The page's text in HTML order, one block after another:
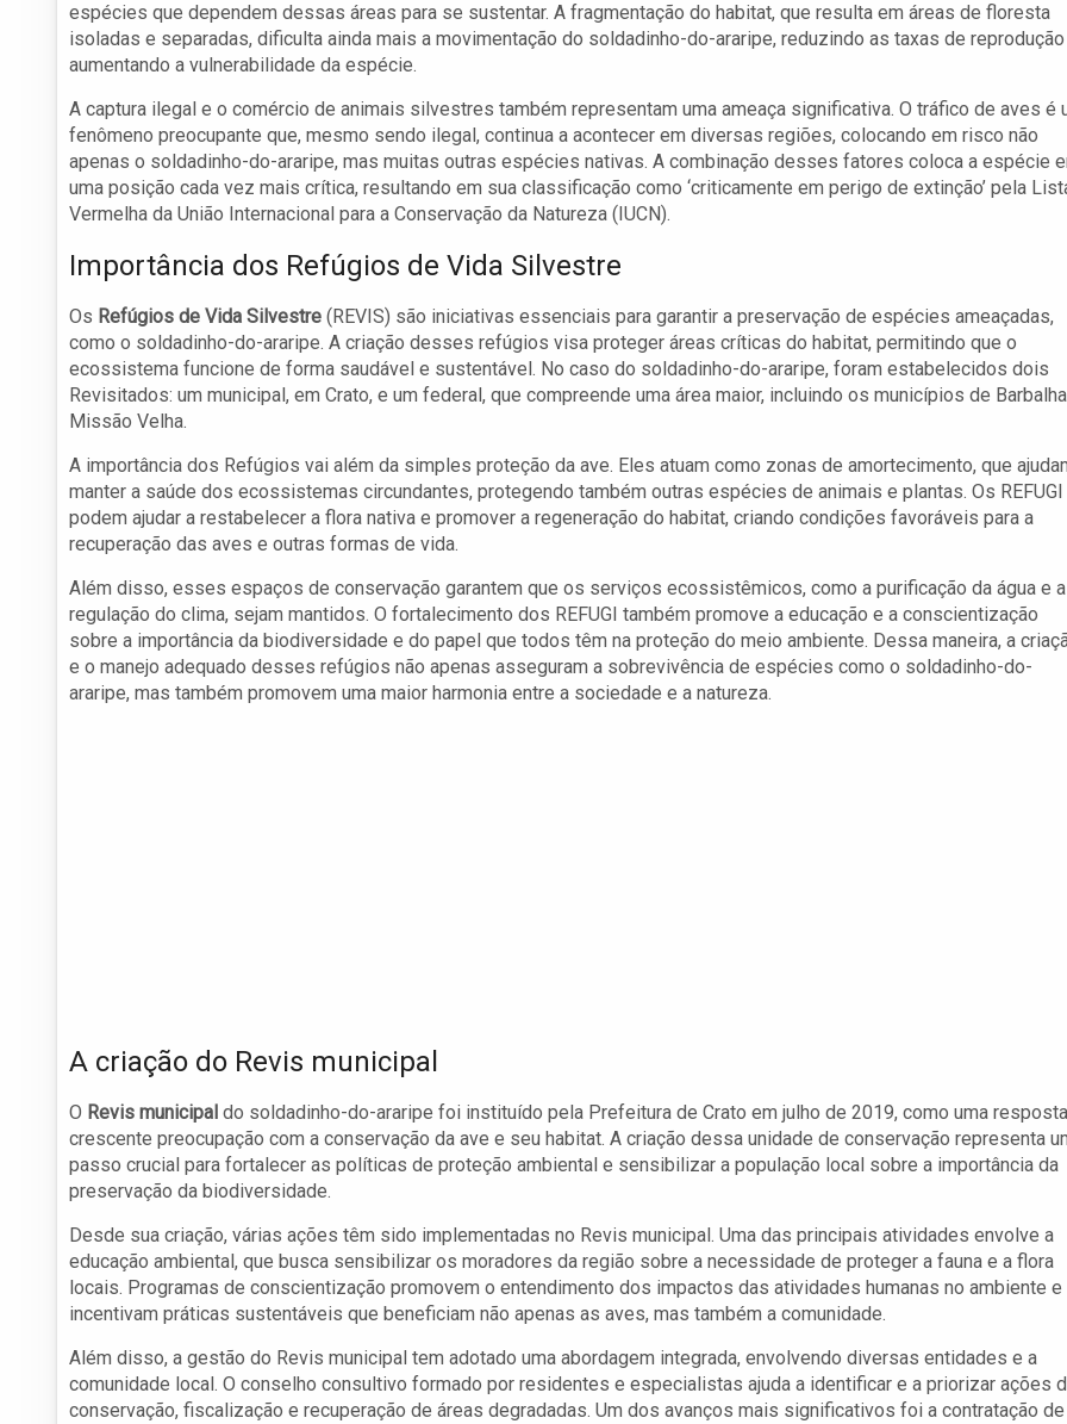
espécies que dependem dessas áreas para se sustentar. A fragmentação do habitat, que resulta em áreas de floresta
isoladas e separadas, dificulta ainda mais a movimentação do soldadinho-do-araripe, reduzindo as taxas de
aumentando a vulnerabilidade da espécie.
A captura ilegal e o comércio de animais silvestres também representam uma ameaça significativa. O tráfico de aves é
fenômeno preocupante que, mesmo sendo ilegal, continua a acontecer em diversas regiões, colocando em risco não
apenas o soldadinho-do-araripe, mas muitas outras espécies nativas. A combinação desses fatores coloca a espécie
uma posição cada vez mais crítica, resultando em sua classificação como ‘criticamente em perigo de extinção’ pela
Vermelha da União Internacional para a Conservação da Natureza (IUCN).
Importância dos Refúgios de Vida Silvestre
Os Refúgios de Vida Silvestre (REVIS) são iniciativas essenciais para garantir a preservação de espécies ameaçadas,
como o soldadinho-do-araripe. A criação desses refúgios visa proteger áreas críticas do habitat, permitindo que o
ecossistema funcione de forma saudável e sustentável. No caso do soldadinho-do-araripe, foram estabelecidos dois
Revisitados: um municipal, em Crato, e um federal, que compreende uma área maior, incluindo os municípios de
Missão Velha.
A importância dos Refúgios vai além da simples proteção da ave. Eles atuam como zonas de amortecimento, que
manter a saúde dos ecossistemas circundantes, protegendo também outras espécies de animais e plantas. Os REFUGI
podem ajudar a restabelecer a flora nativa e promover a regeneração do habitat, criando condições favoráveis para a
recuperação das aves e outras formas de vida.
Além disso, esses espaços de conservação garantem que os serviços ecossistêmicos, como a purificação da água e a
regulação do clima, sejam mantidos. O fortalecimento dos REFUGI também promove a educação e a conscientização
sobre a importância da biodiversidade e do papel que todos têm na proteção do meio ambiente. Dessa maneira, a
e o manejo adequado desses refúgios não apenas asseguram a sobrevivência de espécies como o soldadinho-do-
araripe, mas também promovem uma maior harmonia entre a sociedade e a natureza.
A criação do Revis municipal
O Revis municipal do soldadinho-do-araripe foi instituído pela Prefeitura de Crato em julho de 2019, como uma
crescente preocupação com a conservação da ave e seu habitat. A criação dessa unidade de conservação representa
passo crucial para fortalecer as políticas de proteção ambiental e sensibilizar a população local sobre a importância da
preservação da biodiversidade.
Desde sua criação, várias ações têm sido implementadas no Revis municipal. Uma das principais atividades envolve a
educação ambiental, que busca sensibilizar os moradores da região sobre a necessidade de proteger a fauna e a flora
locais. Programas de conscientização promovem o entendimento dos impactos das atividades humanas no ambiente e
incentivam práticas sustentáveis que beneficiam não apenas as aves, mas também a comunidade.
Além disso, a gestão do Revis municipal tem adotado uma abordagem integrada, envolvendo diversas entidades e a
comunidade local. O conselho consultivo formado por residentes e especialistas ajuda a identificar e a priorizar ações
conservação, fiscalização e recuperação de áreas degradadas. Um dos avanços mais significativos foi a contratação de